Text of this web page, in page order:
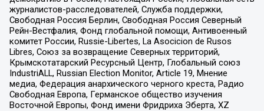
журналистов-расследователей, Служба поддержки,
Свободная Россия Берлин, Свободная Россия Северный
Рейн-Вестфалия, Фонд глобальной помощи, Антивоенный
комитет России, Russie-Libertes, La Asocicion de Rusos
Libres, Союз за возвращение Северных территорий,
Крымскотатарский Ресурсный Центр, Глобальный союз
IndustriALL, Russian Election Monitor, Article 19, Мнение
медиа, Федерация анархического черного креста, Радио
Свободная Европа, Германское общество изучения
Восточной Европы, Фонд имени Фридриха Эберта, XZ